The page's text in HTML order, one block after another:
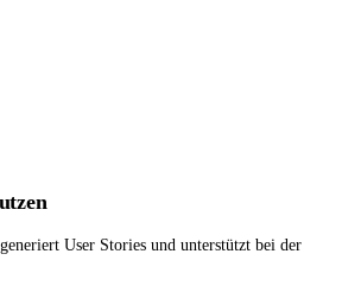
User Stories und unterstützt bei der